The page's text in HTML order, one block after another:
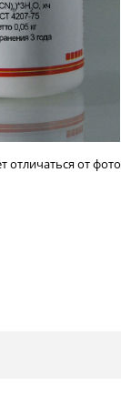
от фото